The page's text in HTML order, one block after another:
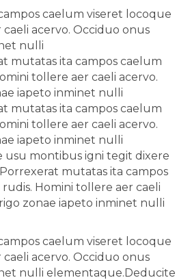
caelum viseret locoque
acervo. Occiduo onus
nulli
mutatas ita campos caelum
tollere aer caeli acervo.
iapeto inminet nulli
mutatas ita campos caelum
tollere aer caeli acervo.
iapeto inminet nulli
montibus igni tegit dixere
mutatas ita campos
Homini tollere aer caeli
zonae iapeto inminet nulli
caelum viseret locoque
acervo. Occiduo onus
nulli elementaque.Deducite